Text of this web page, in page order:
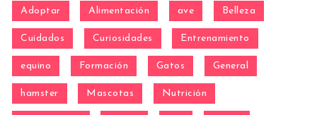
Adoptar Alimentación ave Belleza
Cuidados Curiosidades Entrenamiento
equino Formación Gatos General
hamster Mascotas Nutrición